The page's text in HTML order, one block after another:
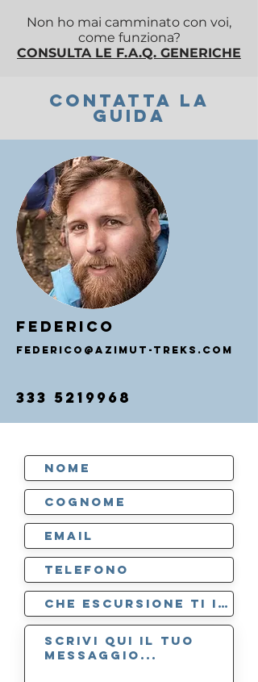
Non ho mai camminato con voi,
come funziona?
CONSULTA LE F.A.Q. GENERICHE
CONTATTA LA
GUIDA
federico
federico@AZIMUT-TREKS.COM
333 5219968